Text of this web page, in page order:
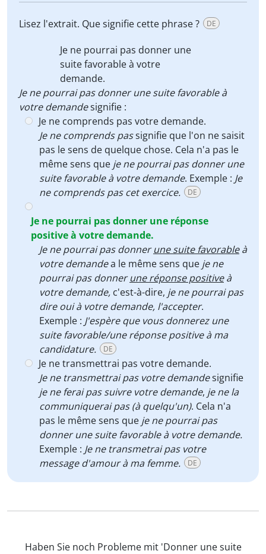
Lisez l'extrait. Que signifie cette phrase ? DE
Je ne pourrai pas donner une
suite favorableà votre
demande.
Je ne pourrai pas donner une suite favorable à
votre demandesignifie :
Je ne comprends pas votre demande.
Je ne comprends passignifie que l'on ne saisit
pas le sens de quelque chose. Cela n'a pas le
même sens que je ne pourrai pas donner une
suite favorable à votre demande. Exemple : Je
ne comprends pas cet exercice.
DE
Je ne pourrai pas donner une réponse
positive à votre demande.
Je ne pourrai pas donnerune suite favorableà
votre demandea le même sens que je ne
pourrai pas donnerune réponse positiveà
votre demande, c'est-à-dire, je ne pourrai pas
dire oui à votre demande, l'accepter.
Exemple : J'espère que vous donnerez une
suite favorable/une réponse positive à ma
candidature.
DE
Je ne transmettrai pas votre demande.
Je ne transmettrai pas votre demandesignifie
je ne ferai pas suivre votre demande, je ne la
communiquerai pas (à quelqu'un). Cela n'a
pas le même sens que je ne pourrai pas
donner une suite favorable à votre demande.
Exemple : Je ne transmetrai pas votre
message d'amour à ma femme.
DE
Haben Sie noch Probleme mit 'Donner une suite